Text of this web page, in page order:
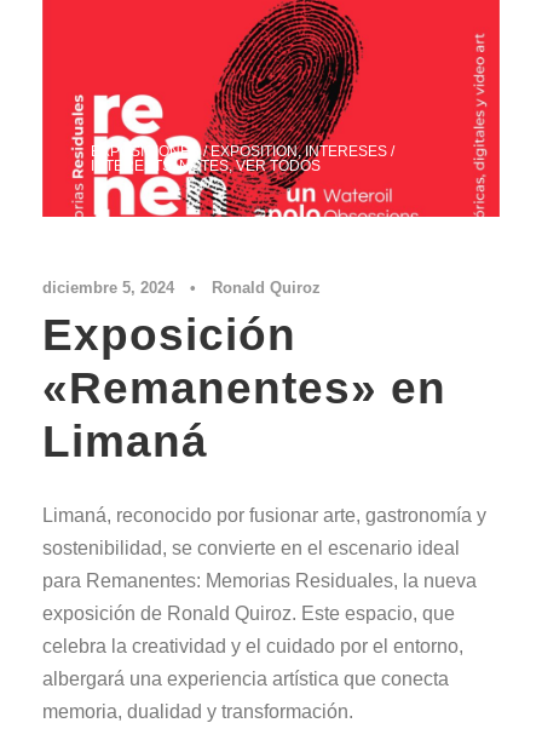
EXPOSICIONES / EXPOSITION, INTERESES /
INTERESTS
NOTES, VER TODOS
diciembre 5, 2024 • Ronald Quiroz
Exposición
«Remanentes» en
Limaná
Limaná, reconocido por fusionar arte, gastronomía y
sostenibilidad, se convierte en el escenario ideal
para Remanentes: Memorias Residuales, la nueva
exposición de Ronald Quiroz. Este espacio, que
celebra la creatividad y el cuidado por el entorno,
albergará una experiencia artística que conecta
memoria, dualidad y transformación.